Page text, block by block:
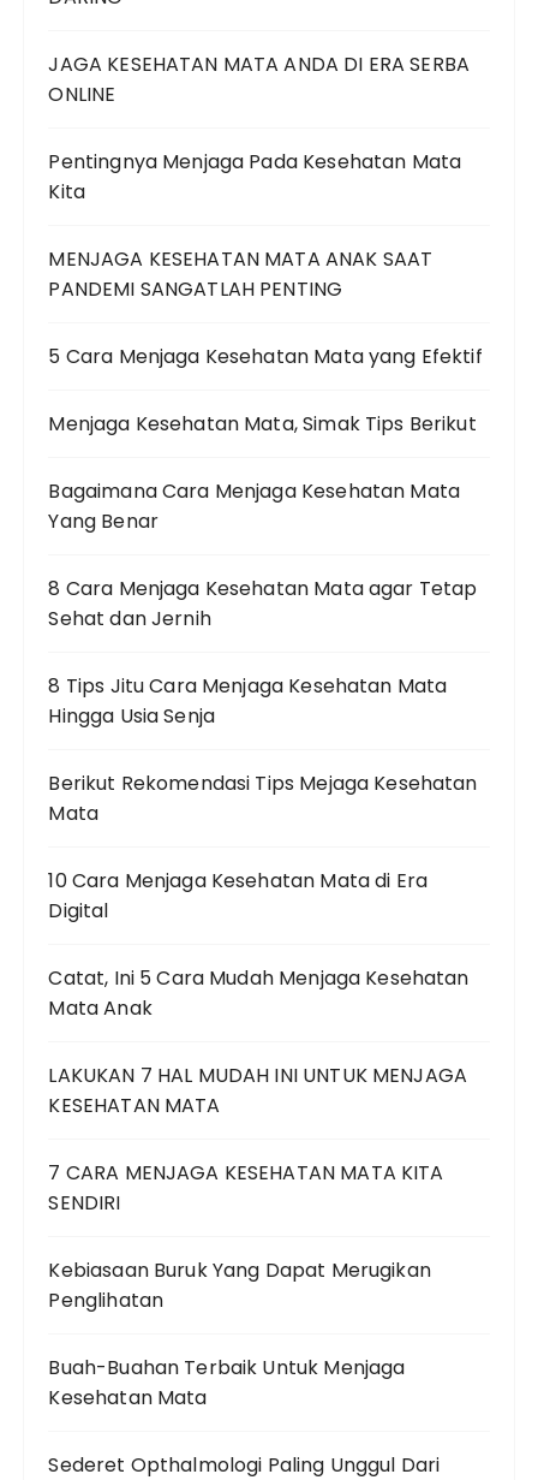
JAGA KESEHATAN MATA ANDA DI ERA SERBA
ONLINE
Pentingnya Menjaga Pada Kesehatan Mata
Kita
MENJAGA KESEHATAN MATA ANAK SAAT
PANDEMI SANGATLAH PENTING
5 Cara Menjaga Kesehatan Mata yang Efektif
Menjaga Kesehatan Mata, Simak Tips Berikut
Bagaimana Cara Menjaga Kesehatan Mata
Yang Benar
8 Cara Menjaga Kesehatan Mata agar Tetap
Sehat dan Jernih
8 Tips Jitu Cara Menjaga Kesehatan Mata
Hingga Usia Senja
Berikut Rekomendasi Tips Mejaga Kesehatan
Mata
10 Cara Menjaga Kesehatan Mata di Era
Digital
Catat, Ini 5 Cara Mudah Menjaga Kesehatan
Mata Anak
LAKUKAN 7 HAL MUDAH INI UNTUK MENJAGA
KESEHATAN MATA
7 CARA MENJAGA KESEHATAN MATA KITA
SENDIRI
Kebiasaan Buruk Yang Dapat Merugikan
Penglihatan
Buah-Buahan Terbaik Untuk Menjaga
Kesehatan Mata
Sederet Opthalmologi Paling Unggul Dari